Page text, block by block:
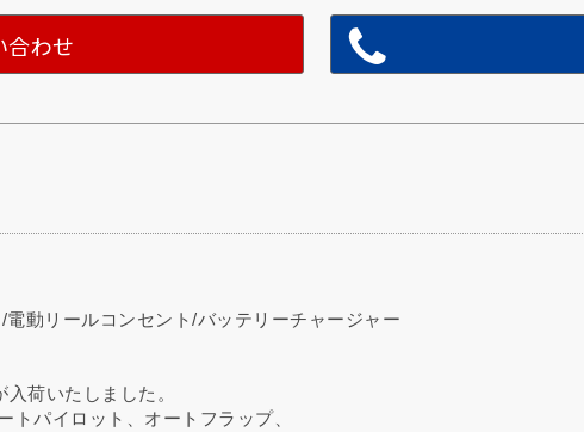
合わせ
動リールコンセント/バッテリーチャージャー
荷いたしました。
トパイロット、オートフラップ、